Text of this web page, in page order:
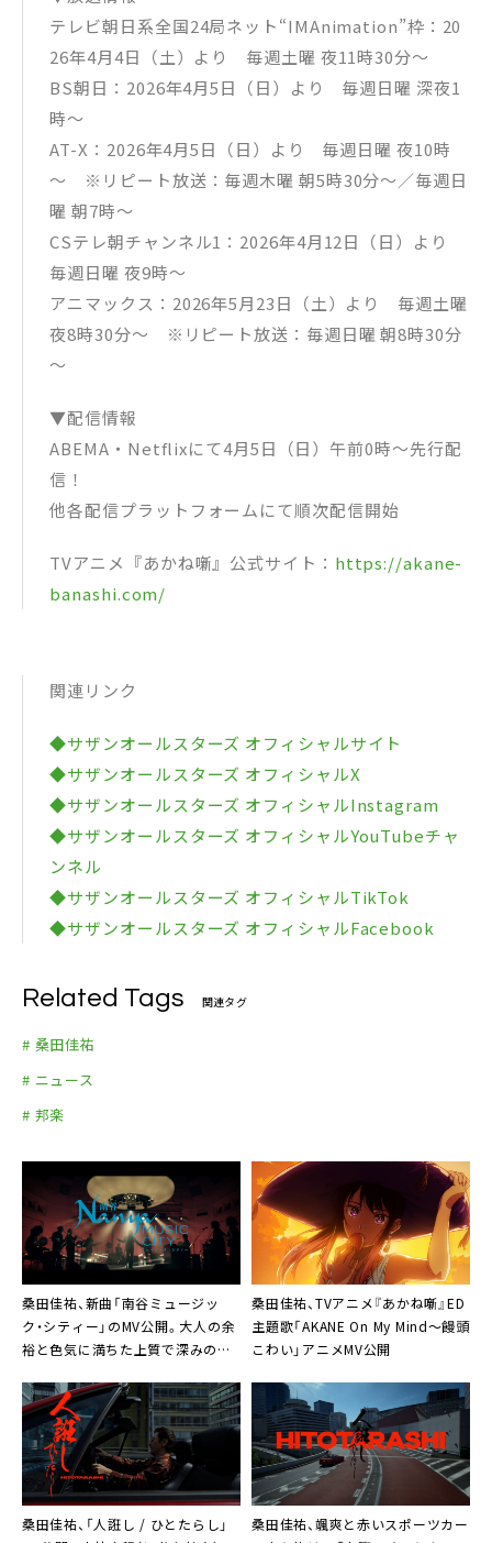
テレビ朝日系全国24局ネット“IMAnimation”枠：20
26年4月4日（土）より 毎週土曜 夜11時30分～
BS朝日：2026年4月5日（日）より 毎週日曜 深夜1
時～
AT-X：2026年4月5日（日）より 毎週日曜 夜10時
～ ※リピート放送：毎週木曜 朝5時30分～／毎週日
曜 朝7時～
CSテレ朝チャンネル1：2026年4月12日（日）より
毎週日曜 夜9時～
アニマックス：2026年5月23日（土）より 毎週土曜
夜8時30分～ ※リピート放送：毎週日曜 朝8時30分
～
▼配信情報
ABEMA・Netflixにて4月5日（日）午前0時～先行配
信！
他各配信プラットフォームにて順次配信開始
TVアニメ『あかね噺』公式サイト： https://akane-
banashi.com/
関連リンク
◆サザンオールスターズ オフィシャルサイト
◆サザンオールスターズ オフィシャルX
◆サザンオールスターズ オフィシャルInstagram
◆サザンオールスターズ オフィシャルYouTubeチャ
ンネル
◆サザンオールスターズ オフィシャルTikTok
◆サザンオールスターズ オフィシャルFacebook
Related Tags 関連タグ
# 桑田佳祐
# ニュース
# 邦楽
桑田佳祐、新曲「南谷ミュージッ
ク・シティー」のMV公開。大人の余
裕と色気に満ちた上質で深みのあ
桑田佳祐、TVアニメ『あかね噺』ED
主題歌「AKANE On My Mind〜饅頭
こわい」アニメMV公開
桑田佳祐、「人誑し / ひとたらし」
桑田佳祐、颯爽と赤いスポーツカー